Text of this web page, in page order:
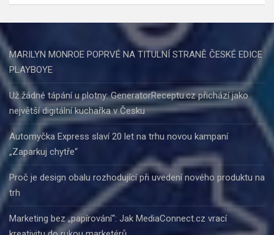
MARILYN MONROE POPRVÉ NA TITULNÍ STRANĚ ČESKÉ EDICE
PLAYBOYE
Už žádné tápání u plotny: GeneratorReceptu.cz přichází jako
největší digitální kuchařka v Česku
Automyčka Express slaví 20 let na trhu novou kampaní
„Zaparkuj chytře“
Proč je design obalu rozhodující při uvedení nového produktu na
trh
Marketing bez „papírování“: Jak MediaConnect.cz vrací